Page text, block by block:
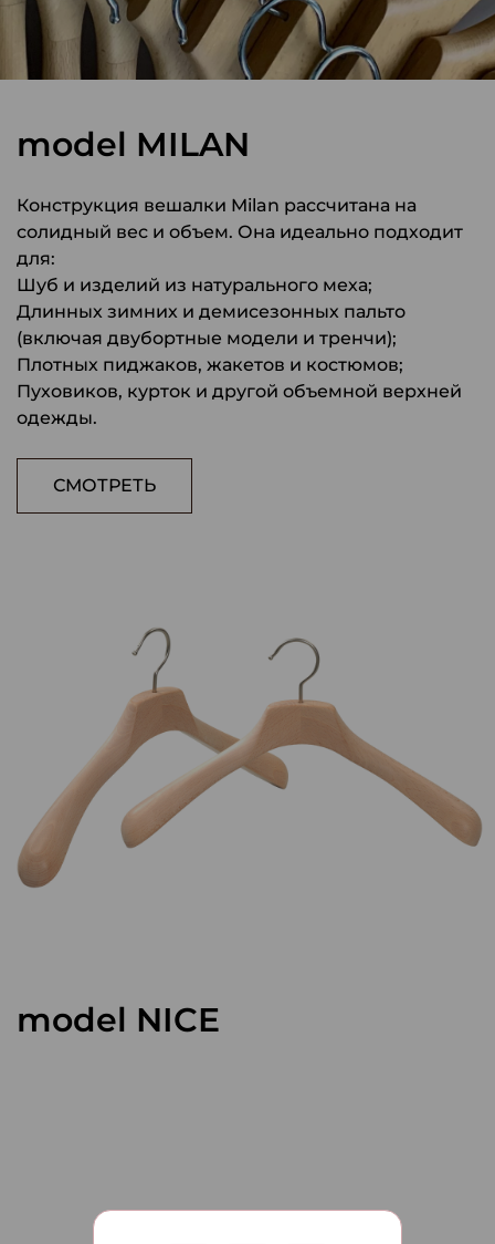
model MILAN
Конструкция вешалки Milan рассчитана на
солидный вес и объем. Она идеально подходит
для:
Шуб и изделий из натурального меха;
Длинных зимних и демисезонных пальто
(включая двубортные модели и тренчи);
Плотных пиджаков, жакетов и костюмов;
Пуховиков, курток и другой объемной верхней
одежды.
СМОТРЕТЬ
model NICE